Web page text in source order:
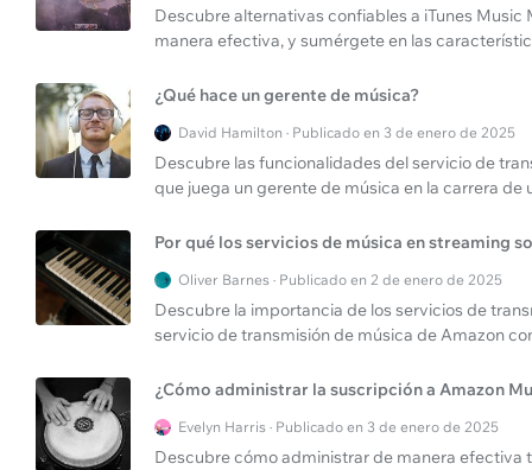
Descubre alternativas confiables a iTunes
manera efectiva, y sumérgete en las
¿Qué hace un gerente de música?
David Hamilton · Publicado en 3 de enero de 2025
Descubre las funcionalidades del servicio de
que juega un gerente de música en la carrera de
Por qué los servicios de música en streaming
Oliver Barnes · Publicado en 2 de enero de 2025
Descubre la importancia de los servicios de
servicio de transmisión de música de Amazon
¿Cómo administrar la suscripción a Amazon
Evelyn Harris · Publicado en 3 de enero de 2025
Descubre cómo administrar de manera efectiva